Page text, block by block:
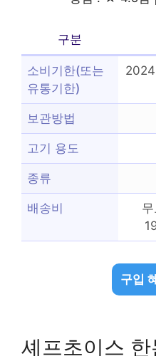
구분
소비기한(또는
유통기한)
보관방법
고기 용도
종류
배송비
구입
셰프초이스